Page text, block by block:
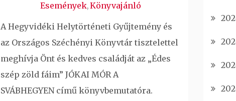
Események,Könyvajánló
A Hegyvidéki Helytörténeti Gyűjtemény és
az Országos Széchényi Könyvtár tisztelettel
meghívja Önt és kedves családját az „Édes
szép zöld fáim” JÓKAI MÓR A
SVÁBHEGYEN című könyvbemutatóra.